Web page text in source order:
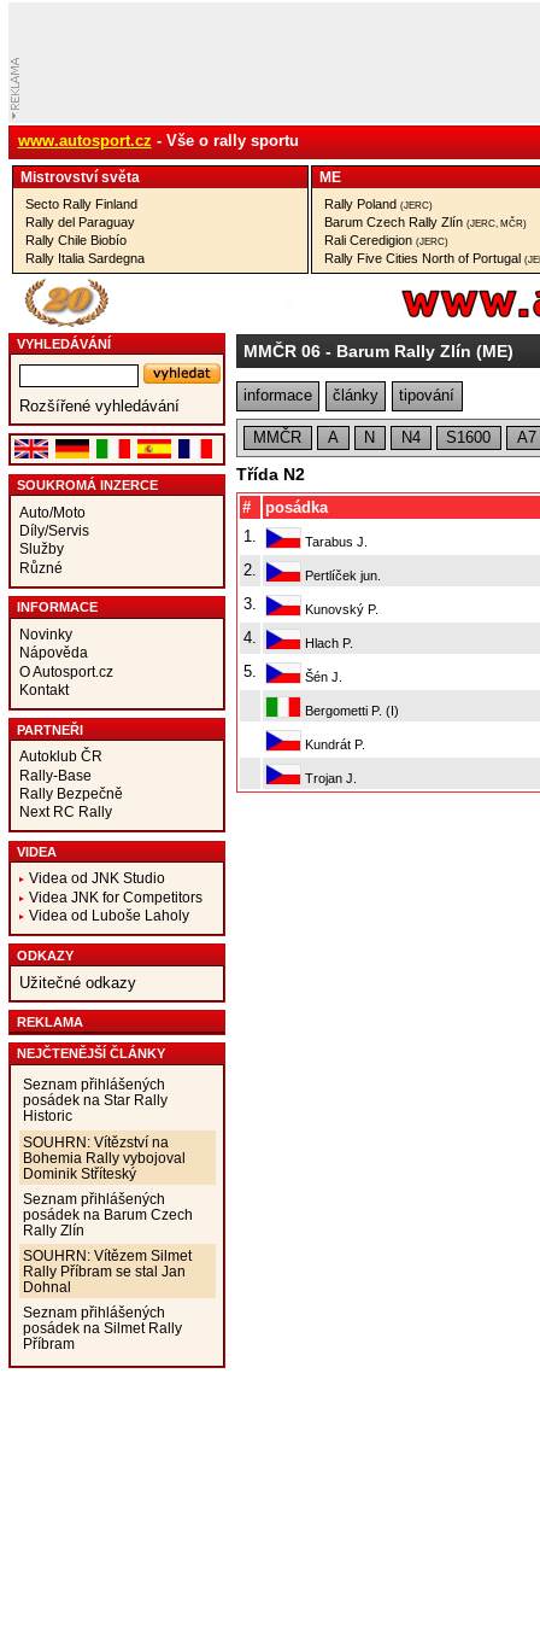
www.autosport.cz - Vše o rally sportu
Mistrovství­ světa
Secto Rally Finland
Rally del Paraguay
Rally Chile Biobío
Rally Italia Sardegna
ME
Rally Poland (JERC)
Barum Czech Rally Zlín (JERC, MČR)
Rali Ceredigion (JERC)
Rally Five Cities North of Portugal
VYHLEDÁVÁNÍ
Rozšířené vyhledávání
SOUKROMÁ INZERCE
Auto/Moto
Díly/Servis
Služby
Různé
INFORMACE
Novinky
Nápověda
O Autosport.cz
Kontakt
PARTNEŘI
Autoklub ČR
Rally-Base
Rally Bezpečně
Next RC Rally
VIDEA
Videa od JNK Studio
Videa JNK for Competitors
Videa od Luboše Laholy
ODKAZY
Užitečné odkazy
REKLAMA
NEJČTENĚJŠÍ ČLÁNKY
Seznam přihlášených
posádek na Star Rally
Historic
SOUHRN: Vítězství na
Bohemia Rally vybojoval
Dominik Stříteský
Seznam přihlášených
posádek na Barum Czech
Rally Zlín
SOUHRN: Vítězem Silmet
Rally Příbram se stal Jan
Dohnal
Seznam přihlášených
posádek na Silmet Rally
Příbram
MMČR 06- Barum Rally Zlín (ME)
informace články tipování
MMČR A N N4 S1600 A7
Třída N2
#
posádka
1.
Tarabus J.
2. Pertlíček jun.
3. Kunovský P.
4. Hlach P.
5. Šén J.
Bergometti P. (I)
Kundrát P.
Trojan J.